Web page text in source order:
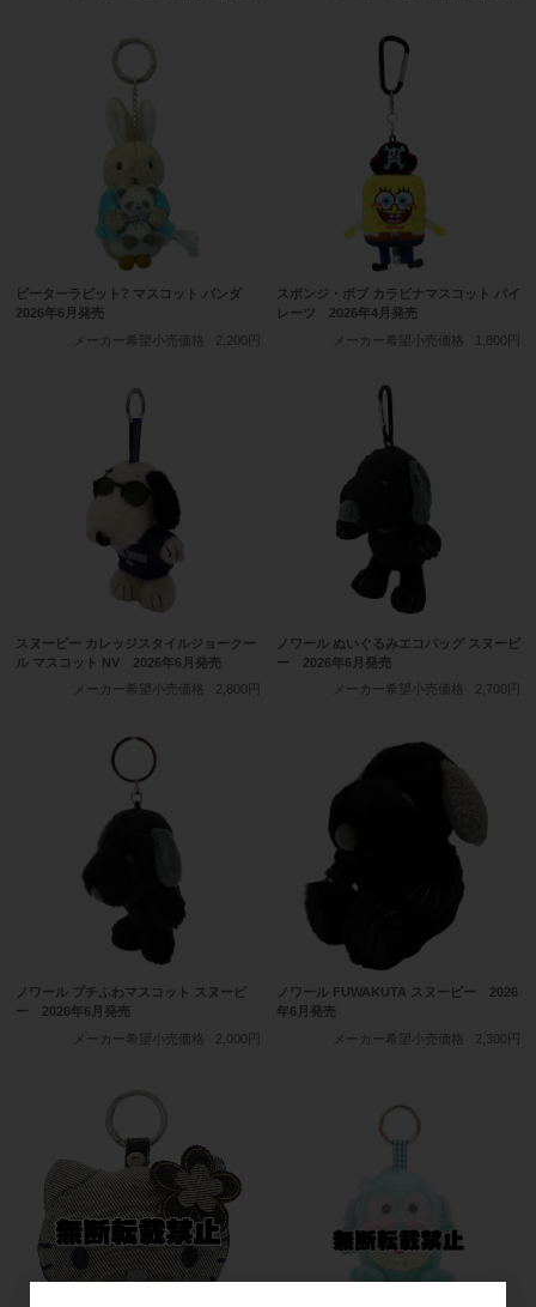
ピーターラビット? マスコット パンダ
2026年6月発売
メーカー希望小売価格
2,200円
スポンジ・ボブ カラビナマスコット パイ
レーツ 2026年4月発売
メーカー希望小売価格
1,800円
スヌーピー カレッジスタイルジョークー
ル マスコット NV 2026年6月発売
メーカー希望小売価格
2,800円
ノワール ぬいぐるみエコバッグ スヌーピ
ー 2026年6月発売
メーカー希望小売価格
2,700円
ノワール プチふわマスコット スヌーピ
ー 2026年6月発売
メーカー希望小売価格
2,000円
ノワール FUWAKUTA スヌーピー 2026
年6月発売
メーカー希望小売価格
2,300円